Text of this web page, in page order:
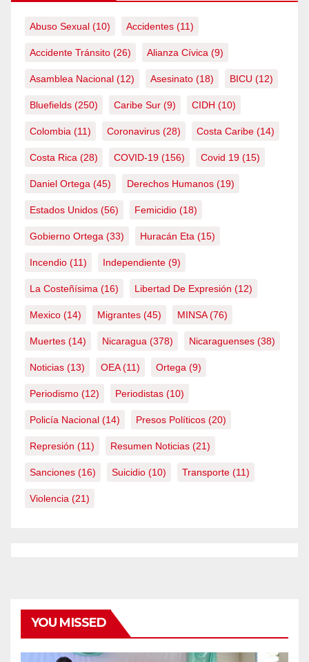
Abuso Sexual (10) Accidentes (11)
Accidente Tránsito (26) Alianza Cívica (9)
Asamblea Nacional (12) Asesinato (18) BICU (12)
Bluefields (250) Caribe Sur (9) CIDH (10)
Colombia (11) Coronavirus (28) Costa Caribe (14)
Costa Rica (28) COVID-19 (156) Covid 19 (15)
Daniel Ortega (45) Derechos Humanos (19)
Estados Unidos (56) Femicidio (18)
Gobierno Ortega (33) Huracán Eta (15)
Incendio (11) Independiente (9)
La Costeñísima (16) Libertad De Expresión (12)
Mexico (14) Migrantes (45) MINSA(76)
Muertes (14) Nicaragua (378) Nicaraguenses (38)
Noticias (13) OEA(11) Ortega (9)
Periodismo (12) Periodistas (10)
Policía Nacional (14) Presos Políticos (20)
Represión (11) Resumen Noticias (21)
Sanciones (16) Suicidio (10) Transporte (11)
Violencia (21)
YOU MISSED